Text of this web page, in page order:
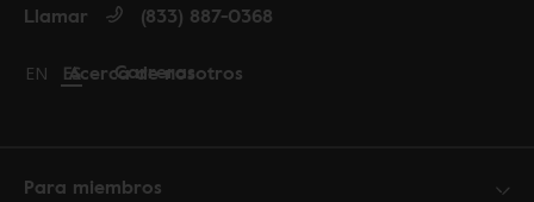
Acerca de nosotros
Carreras
Llamar (833) 887-0368
Change language to English
EN Cambiar idioma a español
ES
Para miembros